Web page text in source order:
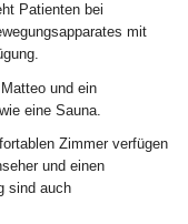
Patienten bei
mit
und ein
eine Sauna.
Zimmer verfügen
und einen
sind auch